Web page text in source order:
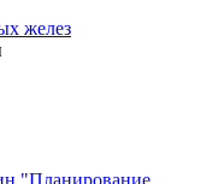
желез
"Планирование